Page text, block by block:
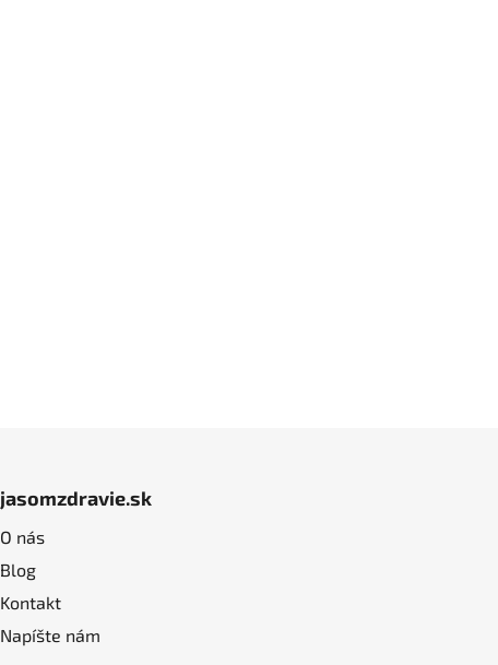
jasomzdravie.sk
O nás
Blog
Kontakt
Napíšte nám